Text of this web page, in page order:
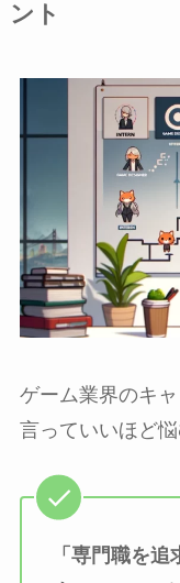
ント
ゲーム業界のキ
言っていいほど
「専門職を追